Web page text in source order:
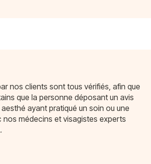
nos clients sont tous vérifiés, afin que
que la personne déposant un avis
ayant pratiqué un soin ou une
médecins et visagistes experts